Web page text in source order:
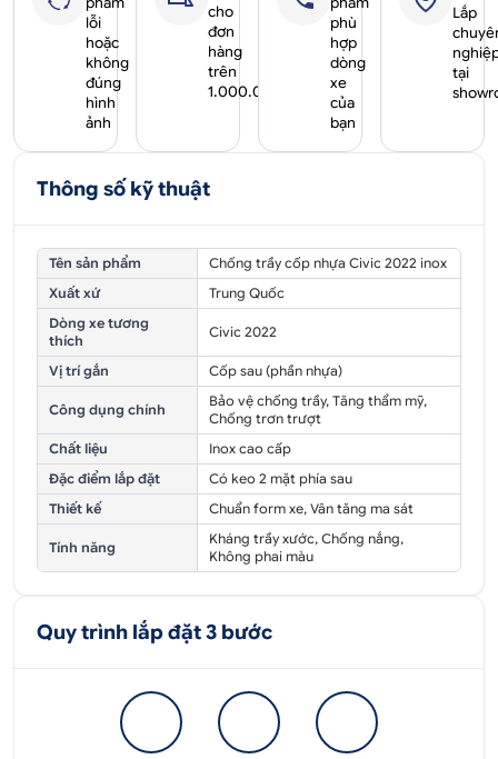
lỗi
hoặc
không
đúng
hình
ảnh
cho
đơn
hàng
trên
1.000.000₫
phù
hợp
dòng
xe
của
bạn
Lắp
tại
Thông số kỹ thuật
Tên sản phẩm
Chống trầy cốp nhựa Civic 2022 inox
Xuất xứ
Trung Quốc
Dòng xe tương
thích
Civic 2022
Vị trí gắn Cốp sau (phần nhựa)
Công dụng chính
Bảo vệ chống trầy, Tăng thẩm mỹ,
Chống trơn trượt
Chất liệu
Inox cao cấp
Đặc điểm lắp đặt
Có keo 2 mặt phía sau
Thiết kế
Chuẩn form xe, Vân tăng ma sát
Tính năng
Kháng trầy xước, Chống nắng,
Không phai màu
Quy trình lắp đặt 3 bước